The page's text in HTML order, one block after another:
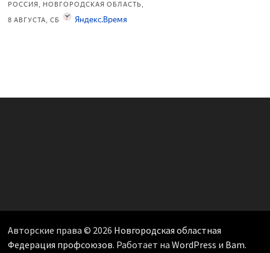
Авторские права © 2026 Новгородская областная
Федерация профсоюзов. Работает наWordPress и Bam.